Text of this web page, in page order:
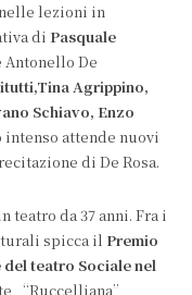
lezioni in
di Pasquale
De
Agrippino,
Schiavo, Enzo
intenso attende nuovi
di De Rosa.
teatro da 37 anni. Fra i
spicca il Premio
teatro Sociale nel
“Ruccelliana”,